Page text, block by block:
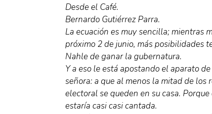
Desde el Café.
Bernardo Gutiérrez Parra.
La ecuación es muy sencilla; mientras
próximo 2 de junio, más posibilidades
Nahle de ganar la gubernatura.
Y a eso le está apostando el aparato
señora: a que al menos la mitad de los
electoral se queden en su casa.
estaría casi casi cantada.